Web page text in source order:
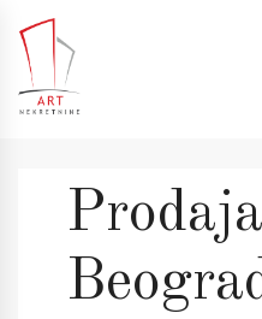
Prodaja